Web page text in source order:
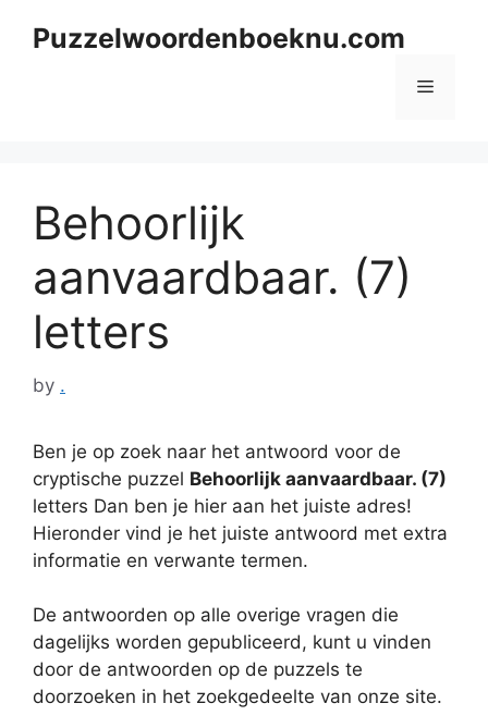
Puzzelwoordenboeknu.com
Menu
Behoorlijk
aanvaardbaar. (7)
letters
by .
Ben je op zoek naar het antwoord voor de
cryptische puzzel Behoorlijk aanvaardbaar. (7)
letters Dan ben je hier aan het juiste adres!
Hieronder vind je het juiste antwoord met extra
informatie en verwante termen.
De antwoorden op alle overige vragen die
dagelijks worden gepubliceerd, kunt u vinden
door de antwoorden op de puzzels te
doorzoeken in het zoekgedeelte van onze site.